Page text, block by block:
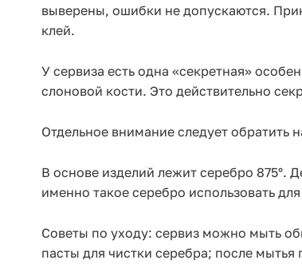
выверены, ошибки не допускаются.
клей.
У сервиза есть одна «секретная»
слоновой кости. Это действительно
Отдельное внимание следует обратить
В основе изделий лежит серебро 875°.
именно такое серебро использовать
Советы по уходу: сервиз можно мыть
пасты для чистки серебра; после